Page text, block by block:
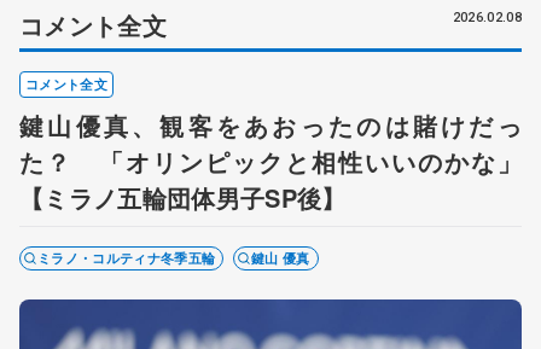
コメント全文 2026.02.08
コメント全文
鍵山優真、観客をあおったのは賭けだっ
た？ 「オリンピックと相性いいのかな」
【ミラノ五輪団体男子SP後】
ミラノ・コルティナ冬季五輪 鍵山 優真